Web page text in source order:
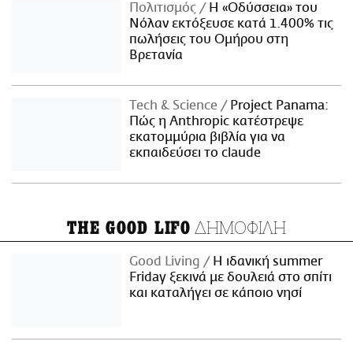
Πολιτισμός
Η «Οδύσσεια» του
Νόλαν εκτόξευσε κατά 1.400% τις
πωλήσεις του Ομήρου στη
Βρετανία
Τech & Science
Project Panama:
Πώς η Anthropic κατέστρεψε
εκατομμύρια βιβλία για να
εκπαιδεύσει το claude
THE GOOD LIFO ΔΗΜΟΦΙΛΗ
Good Living
Η ιδανική summer
Friday ξεκινά με δουλειά στο σπίτι
και καταλήγει σε κάποιο νησί